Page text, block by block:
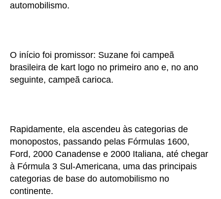
automobilismo.
O início foi promissor: Suzane foi campeã
brasileira de kart logo no primeiro ano e, no ano
seguinte, campeã carioca.
Rapidamente, ela ascendeu às categorias de
monopostos, passando pelas Fórmulas 1600,
Ford, 2000 Canadense e 2000 Italiana, até chegar
à Fórmula 3 Sul-Americana, uma das principais
categorias de base do automobilismo no
continente.